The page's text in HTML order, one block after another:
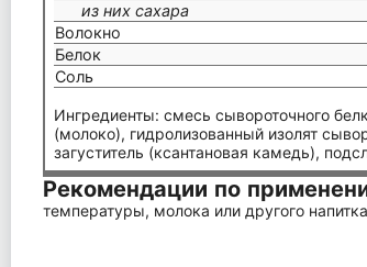
из них сахара
Волокно
Белок
Соль
Ингредиенты: смесь сывороточного
(молоко), гидролизованный изолят
загуститель (ксантановая камедь),
Рекомендации по
температуры, молока или другого